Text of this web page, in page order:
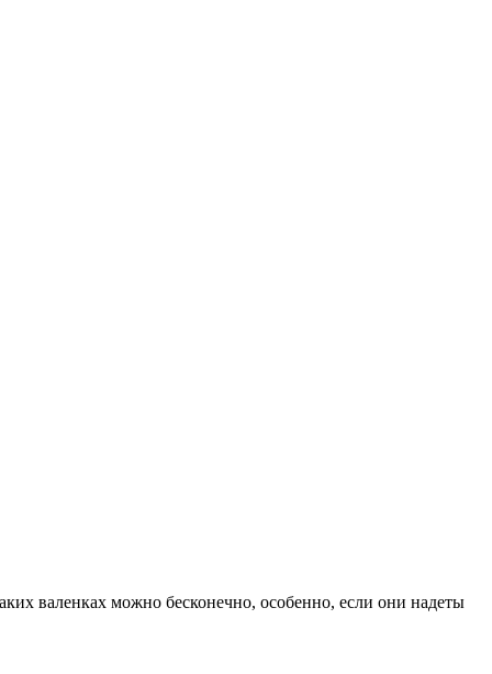
валенках можно бесконечно, особенно, если они надеты